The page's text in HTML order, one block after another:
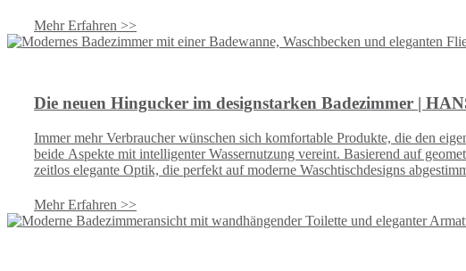
Mehr Erfahren >>
Die neuen Hingucker im designstarken Badezimmer |
Immer mehr Verbraucher wünschen sich komfortable Produkte, die den
beide Aspekte mit intelligenter Wassernutzung vereint. Basierend auf
zeitlos elegante Optik, die perfekt auf moderne Waschtischdesigns
Mehr Erfahren >>